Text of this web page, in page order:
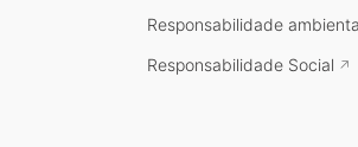
Responsabilidade
Responsabilidade Social